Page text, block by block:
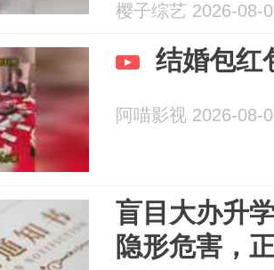
樱子综艺 2026-08-
结婚包红
阿喵影视 2026-08-
盲目大办升
隐形危害，